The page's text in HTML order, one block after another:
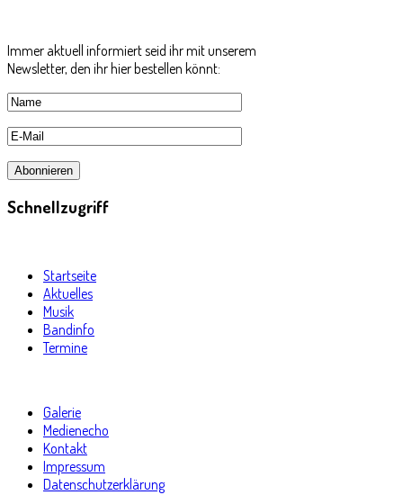
Immer aktuell informiert seid ihr mit unserem
Newsletter, den ihr hier bestellen könnt:
Schnellzugriff
Startseite
Aktuelles
Musik
Bandinfo
Termine
Galerie
Medienecho
Kontakt
Impressum
Datenschutzerklärung